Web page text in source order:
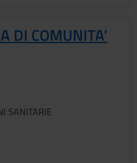
DI COMUNITA'
SANITARIE